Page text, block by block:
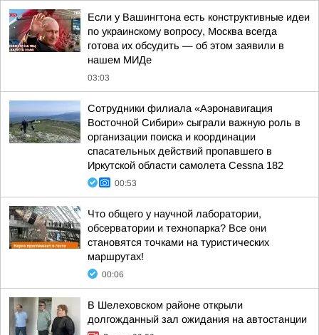
Если у Вашингтона есть конструктивные идеи
по украинскому вопросу, Москва всегда
готова их обсудить — об этом заявили в
нашем МИДе
03:03
Сотрудники филиала «Аэронавигация
Восточной Сибири» сыграли важную роль в
организации поиска и координации
спасательных действий пропавшего в
Иркутской области самолета Cessna 182
00:53
Что общего у научной лаборатории,
обсерватории и технопарка? Все они
становятся точками на туристических
маршрутах!
00:06
В Шелеховском районе открыли
долгожданный зал ожидания на автостанции